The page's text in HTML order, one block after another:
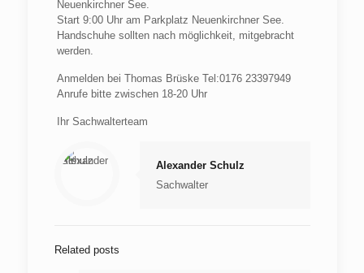
Neuenkirchner See.
Start 9:00 Uhr am Parkplatz Neuenkirchner See.
Handschuhe sollten nach möglichkeit, mitgebracht
werden.
Anmelden bei Thomas Brüske Tel:0176 23397949
Anrufe bitte zwischen 18-20 Uhr
Ihr Sachwalterteam
Alexander Schulz
Sachwalter
Related posts